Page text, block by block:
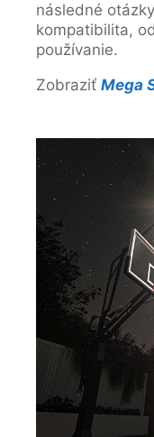
následné
kompatibilita,
používanie.
Zobraziť Mega